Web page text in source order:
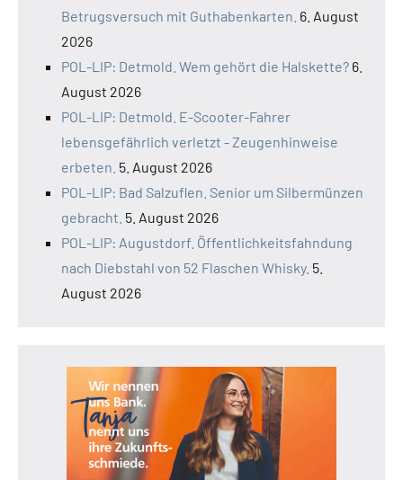
Betrugsversuch mit Guthabenkarten. 6. August
2026
POL-LIP: Detmold. Wem gehört die Halskette? 6.
August 2026
POL-LIP: Detmold. E-Scooter-Fahrer
lebensgefährlich verletzt - Zeugenhinweise
erbeten. 5. August 2026
POL-LIP: Bad Salzuflen. Senior um Silbermünzen
gebracht. 5. August 2026
POL-LIP: Augustdorf. Öffentlichkeitsfahndung
nach Diebstahl von 52 Flaschen Whisky. 5.
August 2026